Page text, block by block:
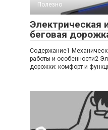
Полезно
Электрическая
беговая
Содержание1
работы и особенности2
дорожки: комфорт и